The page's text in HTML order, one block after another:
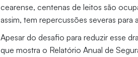
cearense, centenas de leitos são
assim, tem repercussões severas para
Apesar do desafio para reduzir esse
que mostra o Relatório Anual de